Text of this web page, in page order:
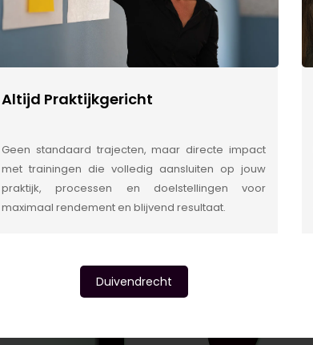
Altijd Praktijkgericht
Geen standaard trajecten, maar directe impact
met trainingen die volledig aansluiten op jouw
praktijk, processen en doelstellingen voor
maximaal rendement en blijvend resultaat.
Duivendrecht